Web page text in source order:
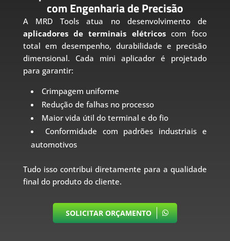
com Engenharia de Precisão
A MRD Tools atua no desenvolvimento de
aplicadores de terminais elétricoscom foco
total em desempenho, durabilidade e precisão
dimensional. Cada mini aplicador é projetado
para garantir:
Crimpagem uniforme
Redução de falhas no processo
Maior vida útil do terminal e do fio
Conformidade com padrões industriais e
automotivos
Tudo isso contribui diretamente para a qualidade
final do produto do cliente.
SOLICITAR ORÇAMENTO